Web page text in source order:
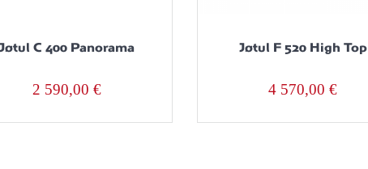
Jøtul C 400 Panorama
2 590,00 €
Jøtul F 520 High Top
4 570,00 €